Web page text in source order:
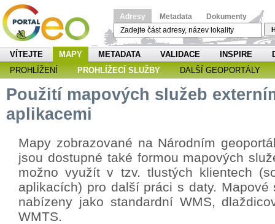
Adresy Metadata Dokumenty
VÍTEJTE MAPY METADATA VALIDACE INSPIRE
PROHLÍŽENÍ
PROHLÍŽECÍ SLUŽBY DALŠÍ GEOPORTÁLY
Použití mapových služeb
aplikacemi
Mapy zobrazované na Národním
jsou dostupné také formou mapových
možno využít v tzv. tlustých klientech
aplikacích) pro další práci s daty. Mapové
nabízeny jako standardní WMS,
WMTS.